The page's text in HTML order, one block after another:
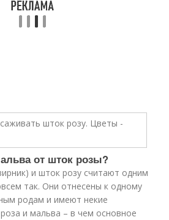
от шток розы?
и шток розу считают одним
так. Они отнесены к одному
родам и имеют некие
и мальва – в чем основное